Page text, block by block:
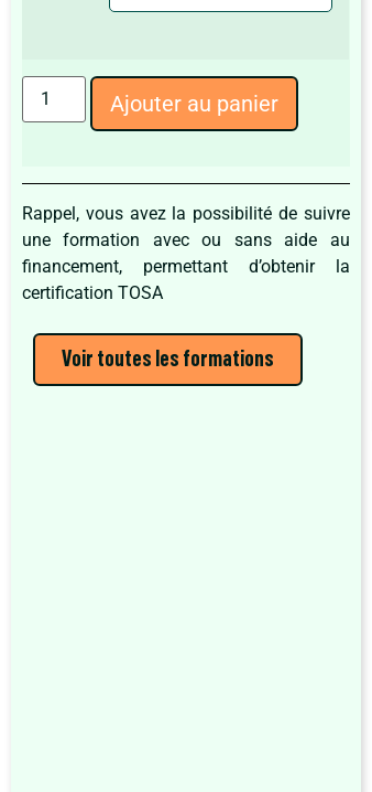
Ajouter au panier
Rappel, vous avez la possibilité de suivre
une formation avec ou sans aide au
financement, permettant d’obtenir la
certification TOSA
Voir toutes les formations